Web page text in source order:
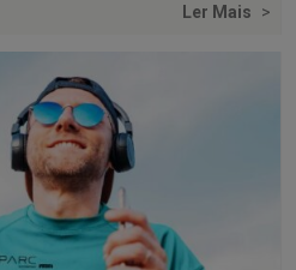
Ler Mais >